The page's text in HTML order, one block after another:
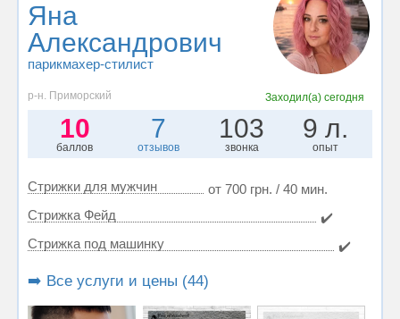
Яна
Александрович
парикмахер-стилист
р-н. Приморский Заходил(а)сегодня
10
баллов
7
отзывов
103
звонка
9 л.
опыт
Стрижки для мужчин
от 700 грн. / 40 мин.
Стрижка Фейд
✔️
Стрижка под машинку
✔️
➡️ Все услуги и цены (44)